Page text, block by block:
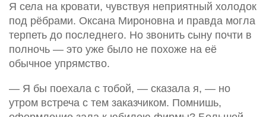
Я села на кровати, чувствуя неприятный холодок
под рёбрами. Оксана Мироновна и правда могла
терпеть до последнего. Но звонить сыну почти в
полночь — это уже было не похоже на её
обычное упрямство.
— Я бы поехала с тобой, — сказала я, — но
утром встреча с тем заказчиком. Помнишь,